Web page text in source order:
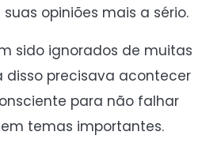
opiniões mais a sério.
sido ignorados de muitas
precisava acontecer
para não falhar
temas importantes.